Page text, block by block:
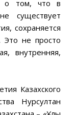
о том, что в
существует
сохраняется
Это не просто
внутренняя,
Казахского
Нурсултан